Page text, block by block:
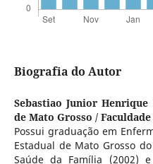
Biografia do Autor
Sebastiao Junior Henrique
de Mato Grosso /
Possui graduação em
Estadual de Mato Grosso
Saúde da Família (2002)